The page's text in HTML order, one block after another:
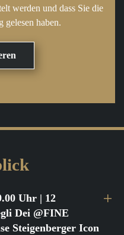
werden und dass Sie die
gelesen haben.
Uhr | 12
Dei @FINE
Steigenberger Icon